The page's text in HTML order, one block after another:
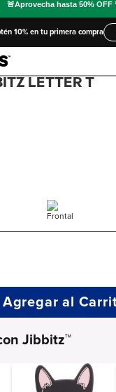
10% en tu primera compra
LETTER T
Agregar al
Jibbitz™